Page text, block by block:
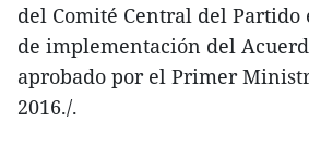
del Comité Central del Partido
de implementación del
aprobado por el Primer
2016./.